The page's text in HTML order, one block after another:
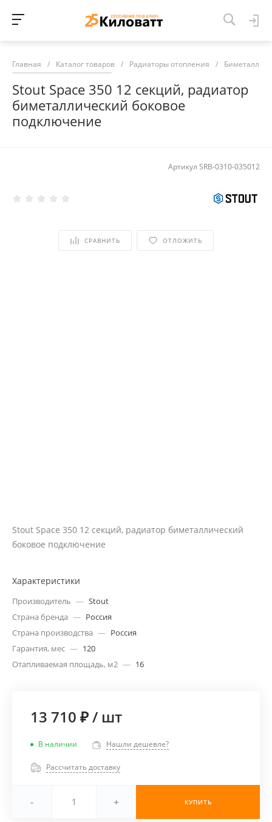
Главная / Каталог товаров / Радиаторы отопления /
Stout Space 350 12 секций, радиатор
биметаллический боковое
подключение
Артикул SRB-0310-035012
СРАВНИТЬ ОТЛОЖИТЬ
Stout Space 350 12 секций, радиатор биметаллический
боковое подключение
Характеристики
Производитель — Stout
Страна бренда — Россия
Страна производства — Россия
Гарантия, мес — 120
Отапливаемая площадь, м2 — 16
13 710 ₽/ шт
В наличии Нашли дешевле?
Рассчитать доставку
- + КУПИТЬ